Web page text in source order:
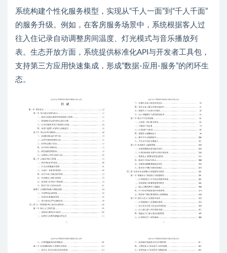
系统构建个性化服务模型，实现从“千人一面”到“千人千面”
的服务升级。例如，在客房服务场景中，系统根据客人过
往入住记录自动调整房间温度、灯光模式与音乐播放列
表。生态开放方面，系统提供标准化API与开发者工具包，
支持第三方应用快速集成，形成“数据-应用-服务”的闭环生
态。